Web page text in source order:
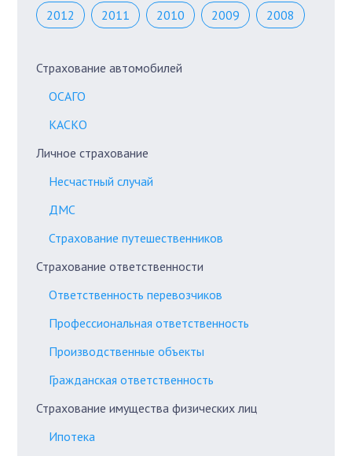
2012 2011 2010 2009 2008
Страхование автомобилей
ОСАГО
КАСКО
Личное страхование
Несчастный случай
ДМС
Страхование путешественников
Страхование ответственности
Ответственность перевозчиков
Профессиональная ответственность
Производственные объекты
Гражданская ответственность
Страхование имущества физических лиц
Ипотека